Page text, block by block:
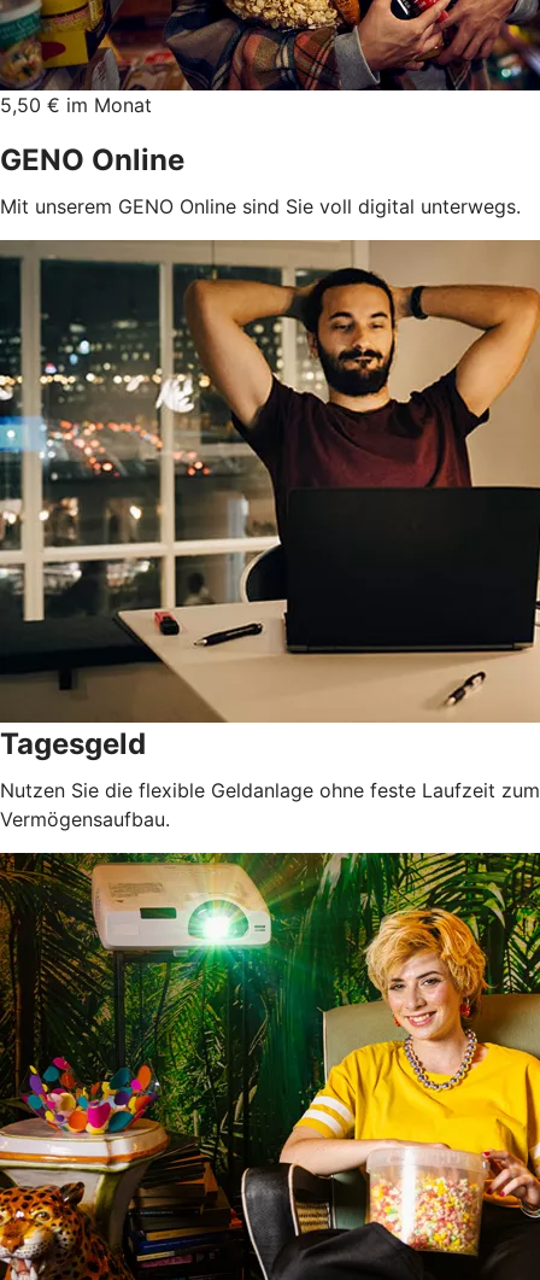
5,50 € im Monat
GENO Online
Mit unserem GENO Online sind Sie voll digital unterwegs.
Tagesgeld
Nutzen Sie die flexible Geldanlage ohne feste Laufzeit zum
Vermögensaufbau.